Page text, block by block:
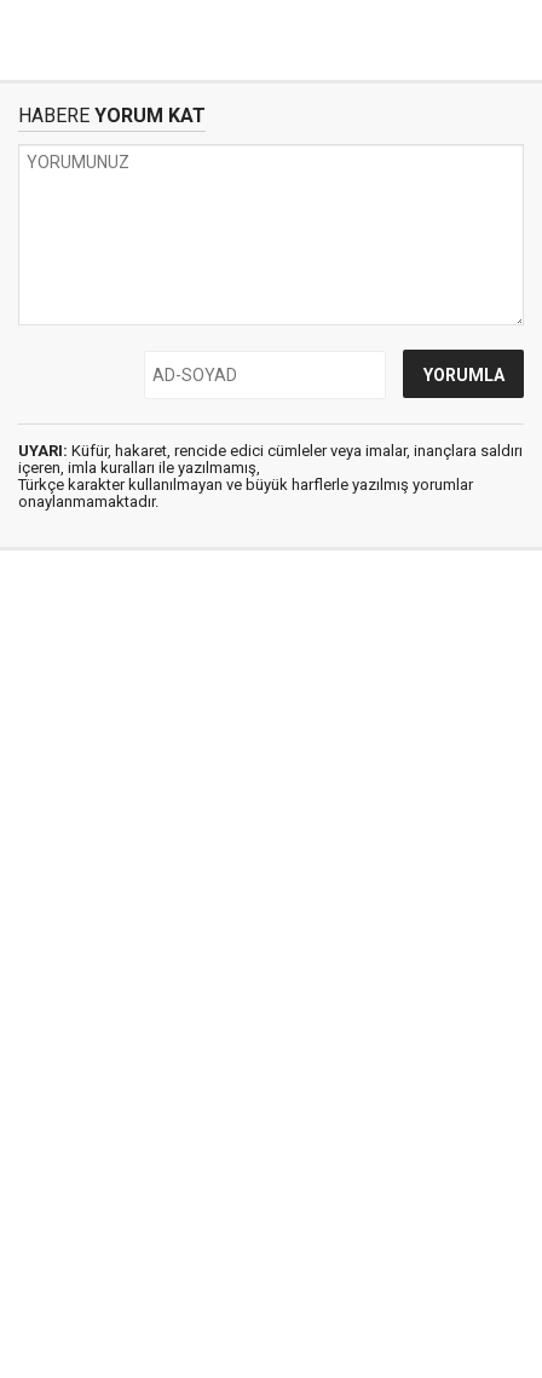
HABERE YORUM KAT
UYARI: Küfür, hakaret, rencide edici cümleler veya imalar, inançlara saldırı
içeren, imla kuralları ile yazılmamış,
Türkçe karakter kullanılmayan ve büyük harflerle yazılmış yorumlar
onaylanmamaktadır.